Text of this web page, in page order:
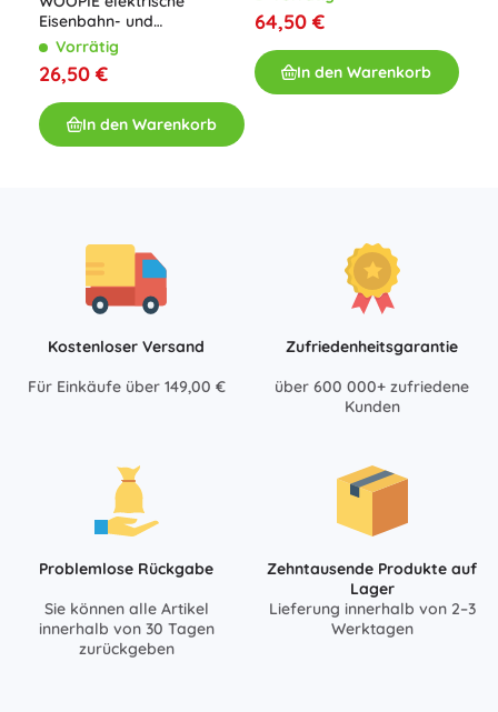
Eisenbahn- und
Rennstrecke 2-in-1 mit
Viadukt, Zug und Auto, 192
Teile
Vorrätig
26,50 €
In den Warenkorb
64,50 €
In den Warenkorb
Kostenloser Versand
Für Einkäufe über 149,00 €
Zufriedenheitsgarantie
über 600 000+ zufriedene
Kunden
Problemlose Rückgabe
Sie können alle Artikel
innerhalb von 30 Tagen
zurückgeben
Zehntausende Produkte auf
Lager
Lieferung innerhalb von 2–3
Werktagen